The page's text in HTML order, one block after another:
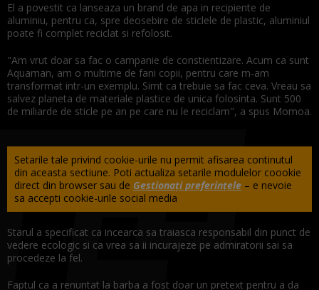
El a povestit ca lanseaza un brand de apa in recipiente de
aluminiu, pentru ca, spre deosebire de sticlele de plastic, aluminiul
poate fi complet reciclat si refolosit.
"Am vrut doar sa fac o campanie de constientizare. Acum ca sunt
Aquaman, am o multime de fani copii, pentru care m-am
transformat intr-un exemplu. Simt ca trebuie sa fac ceva. Vreau sa
salvez planeta de materiale plastice de unica folosinta. Sunt 500
de miliarde de sticle pe an pe care nu le reciclam", a spus Momoa.
Setarile tale privind cookie-urile nu permit afisarea continutul
din aceasta sectiune. Poti actualiza setarile modulelor coookie
direct din browser sau de Gestionați preferințele – e nevoie
sa accepti cookie-urile social media
Starul a specificat ca incearca sa traiasca responsabil din punct de
vedere ecologic si ca vrea sa ii incurajeze pe admiratorii sai sa
procedeze la fel.
Faptul ca a renuntat la barba a fost doar un pretext pentru a da